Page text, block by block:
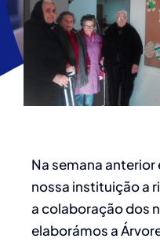
Na semana
nossa instituição a
a colaboração dos
elaborámos a